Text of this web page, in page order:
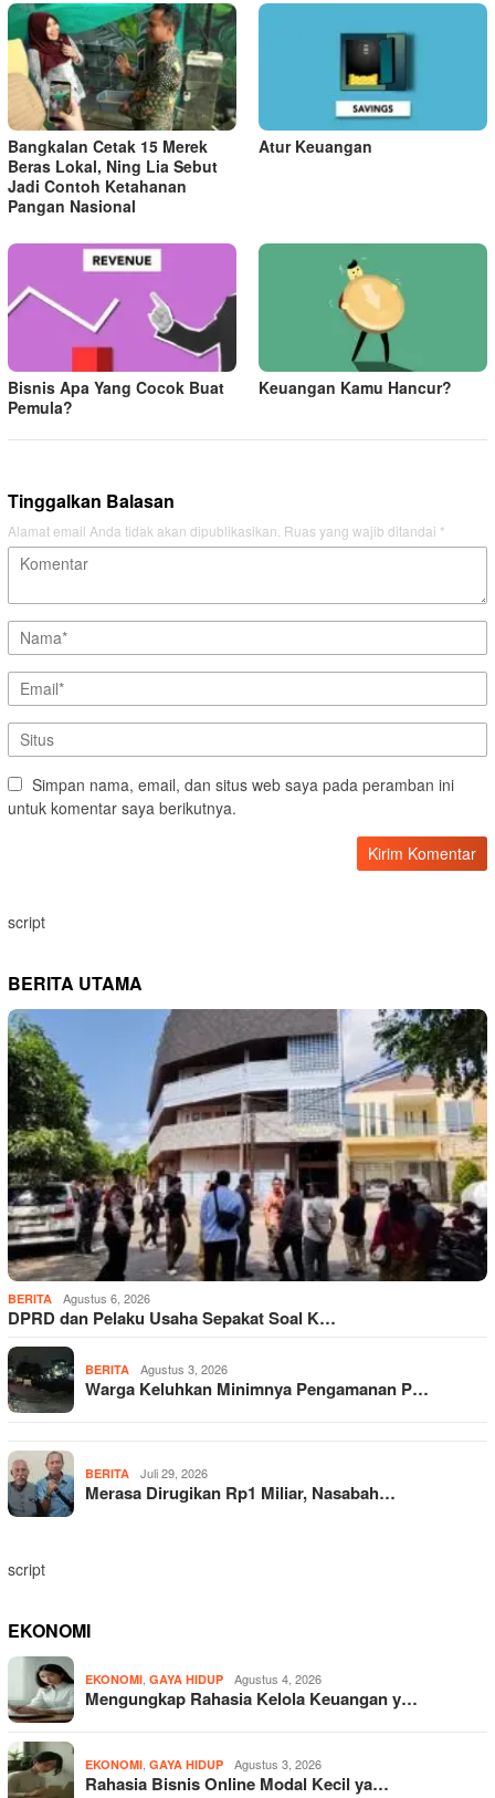
Bangkalan Cetak 15 Merek
Beras Lokal, Ning Lia Sebut
Jadi Contoh Ketahanan
Pangan Nasional
Atur Keuangan
Bisnis Apa Yang Cocok Buat
Pemula?
Keuangan Kamu Hancur?
Tinggalkan Balasan
Alamat email Anda tidak akan dipublikasikan. Ruas yang wajib ditandai *
Simpan nama, email, dan situs web saya pada peramban ini
untuk komentar saya berikutnya.
script
BERITA UTAMA
BERITA Agustus 6, 2026
DPRD dan Pelaku Usaha Sepakat Soal K…
BERITA Agustus 3, 2026
Warga Keluhkan Minimnya Pengamanan P…
BERITA Juli 29, 2026
Merasa Dirugikan Rp1 Miliar, Nasabah…
script
EKONOMI
EKONOMI, GAYA HIDUP Agustus 4, 2026
Mengungkap Rahasia Kelola Keuangan y…
EKONOMI, GAYA HIDUP Agustus 3, 2026
Rahasia Bisnis Online Modal Kecil ya…